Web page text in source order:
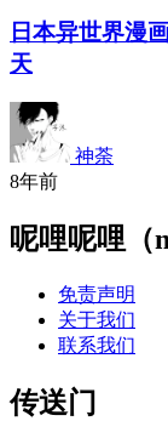
日本异世界漫
天
神荼
8年前
呢哩呢哩（
免责声明
关于我们
联系我们
传送门